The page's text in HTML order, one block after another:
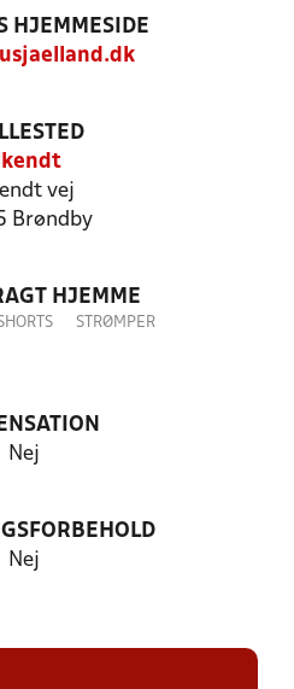
HJEMMESIDE
vej
Brøndby
HJEMME
STRØMPER
Nej
Nej